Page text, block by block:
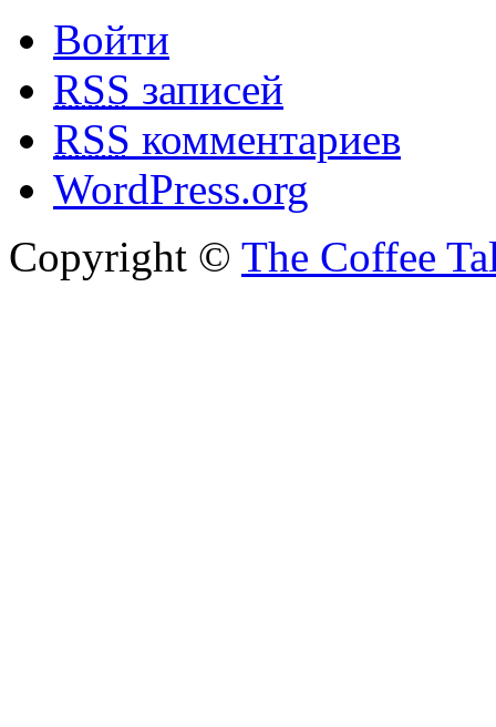
Войти
RSS записей
RSS комментариев
WordPress.org
Copyright © The Coffee